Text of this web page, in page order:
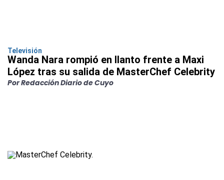
Televisión
Wanda Nara rompió en llanto frente a Maxi
López tras su salida de MasterChef Celebrity
Por Redacción Diario de Cuyo